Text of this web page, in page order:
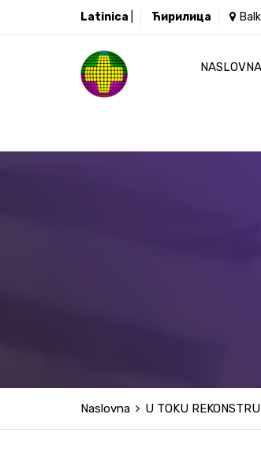
Latinica Ћирилица
NASLOVNA
Naslovna U TOKU